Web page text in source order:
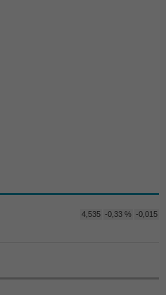
4,535 -0,33 % -0,015